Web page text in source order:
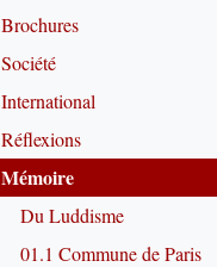
Brochures
Société
International
Réflexions
Mémoire
Du Luddisme
01.1 Commune de Paris